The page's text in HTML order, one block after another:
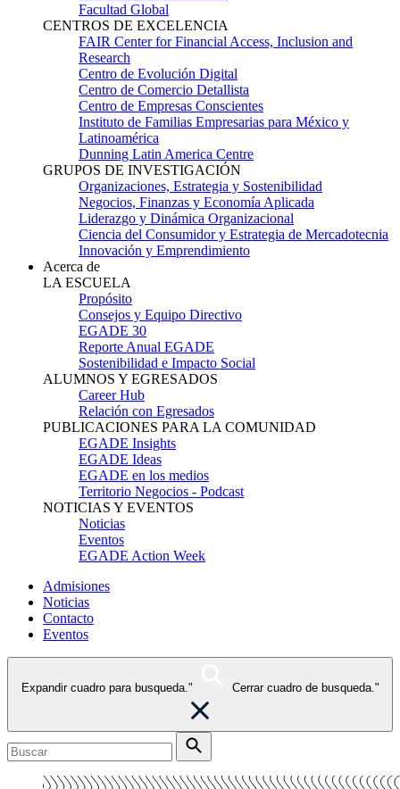
Facultad Global
CENTROS DE EXCELENCIA
FAIR Center for Financial Access, Inclusion and
Research
Centro de Evolución Digital
Centro de Comercio Detallista
Centro de Empresas Conscientes
Instituto de Familias Empresarias para México y
Latinoamérica
Dunning Latin America Centre
GRUPOS DE INVESTIGACIÓN
Organizaciones, Estrategia y Sostenibilidad
Negocios, Finanzas y Economía Aplicada
Liderazgo y Dinámica Organizacional
Ciencia del Consumidor y Estrategia de Mercadotecnia
Innovación y Emprendimiento
Acerca de
LA ESCUELA
Propósito
Consejos y Equipo Directivo
EGADE 30
Reporte Anual EGADE
Sostenibilidad e Impacto Social
ALUMNOS Y EGRESADOS
Career Hub
Relación con Egresados
PUBLICACIONES PARA LA COMUNIDAD
EGADE Insights
EGADE Ideas
EGADE en los medios
Territorio Negocios - Podcast
NOTICIAS Y EVENTOS
Noticias
Eventos
EGADE Action Week
Admisiones
Noticias
Contacto
Eventos
Expandir cuadro para busqueda." Cerrar cuadro de busqueda."